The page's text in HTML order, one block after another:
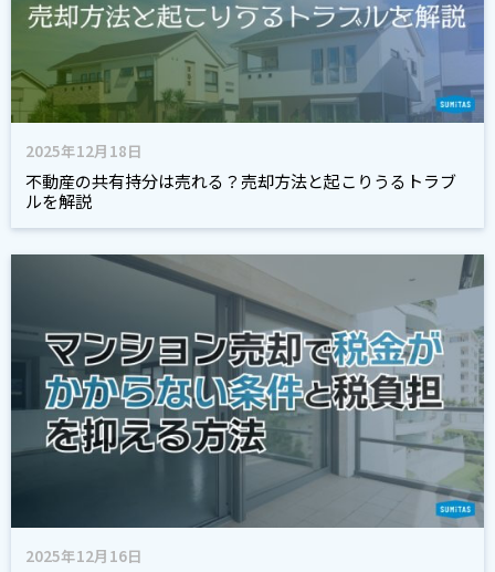
2025年12月18日
不動産の共有持分は売れる？売却方法と起こりうるトラブ
ルを解説
2025年12月16日